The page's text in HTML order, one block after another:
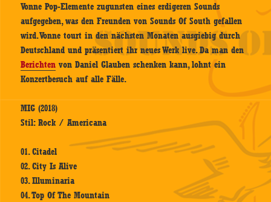
Vonne Pop-Elemente zugunsten eines erdigeren Sounds
aufgegeben, was den Freunden von Sounds Of South gefallen
wird. Vonne tourt in den nächsten Monaten ausgiebig durch
Deutschland und präsentiert ihr neues Werk live. Da man den
Berichten von Daniel Glauben schenken kann, lohnt ein
Konzertbesuch auf alle Fälle.
MIG (2018)
Stil: Rock / Americana
01. Citadel
02. City Is Alive
03. Illuminaria
04. Top Of The Mountain